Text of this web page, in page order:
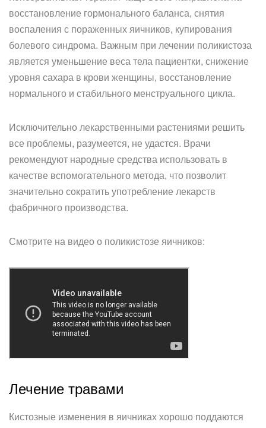
восстановление гормонального баланса, снятия
воспаления с пораженных яичников, купирования
болевого синдрома. Важным при лечении поликистоза
является уменьшение веса тела пациентки, снижение
уровня сахара в крови женщины, восстановление
нормального и стабильного менструального цикла.
Исключительно лекарственными растениями решить
все проблемы, разумеется, не удастся. Врачи
рекомендуют народные средства использовать в
качестве вспомогательного метода, что позволит
значительно сократить употребление лекарств
фабричного производства.
Смотрите на видео о поликистозе яичников:
Лечение травами
Кистозные изменения в яичниках хорошо поддаются